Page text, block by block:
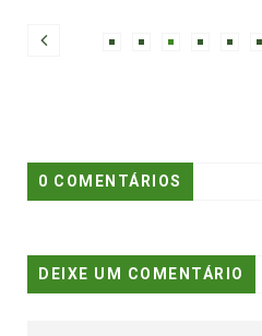
0 COMENTÁRIOS
DEIXE UM COMENTÁRIO